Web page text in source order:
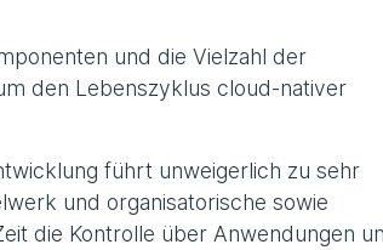
und die Vielzahl der
den Lebenszyklus cloud-nativer
führt unweigerlich zu sehr
und organisatorische sowie
die Kontrolle über Anwendungen